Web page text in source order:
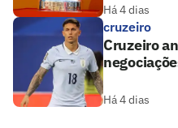
Há 4 dias
cruzeiro
Cruzeiro
Há 4 dias